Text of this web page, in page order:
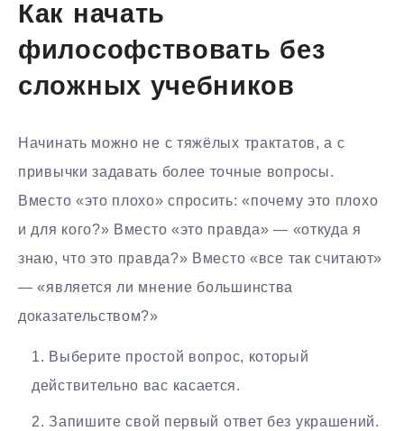
Как начать
философствовать без
сложных учебников
Начинать можно не с тяжёлых трактатов, а с
привычки задавать более точные вопросы.
Вместо «это плохо» спросить: «почему это плохо
и для кого?» Вместо «это правда» — «откуда я
знаю, что это правда?» Вместо «все так считают»
— «является ли мнение большинства
доказательством?»
Выберите простой вопрос, который
действительно вас касается.
Запишите свой первый ответ без украшений.